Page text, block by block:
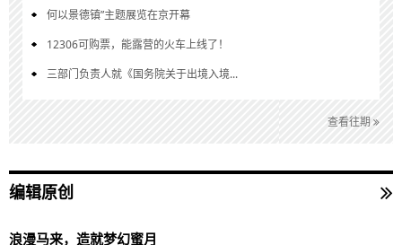
何以景德镇”主题展览在京开幕
12306可购票，能露营的火车上线了！
三部门负责人就《国务院关于出境入境...
查看往期
编辑原创
浪漫马来，造就梦幻蜜月